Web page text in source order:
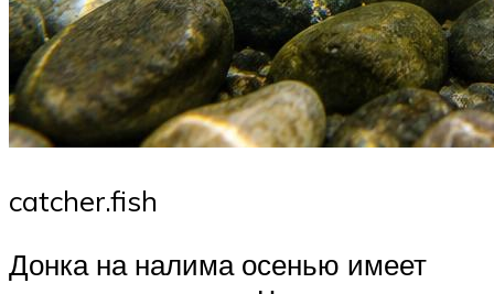
catcher.fish
Донка на налима осенью имеет